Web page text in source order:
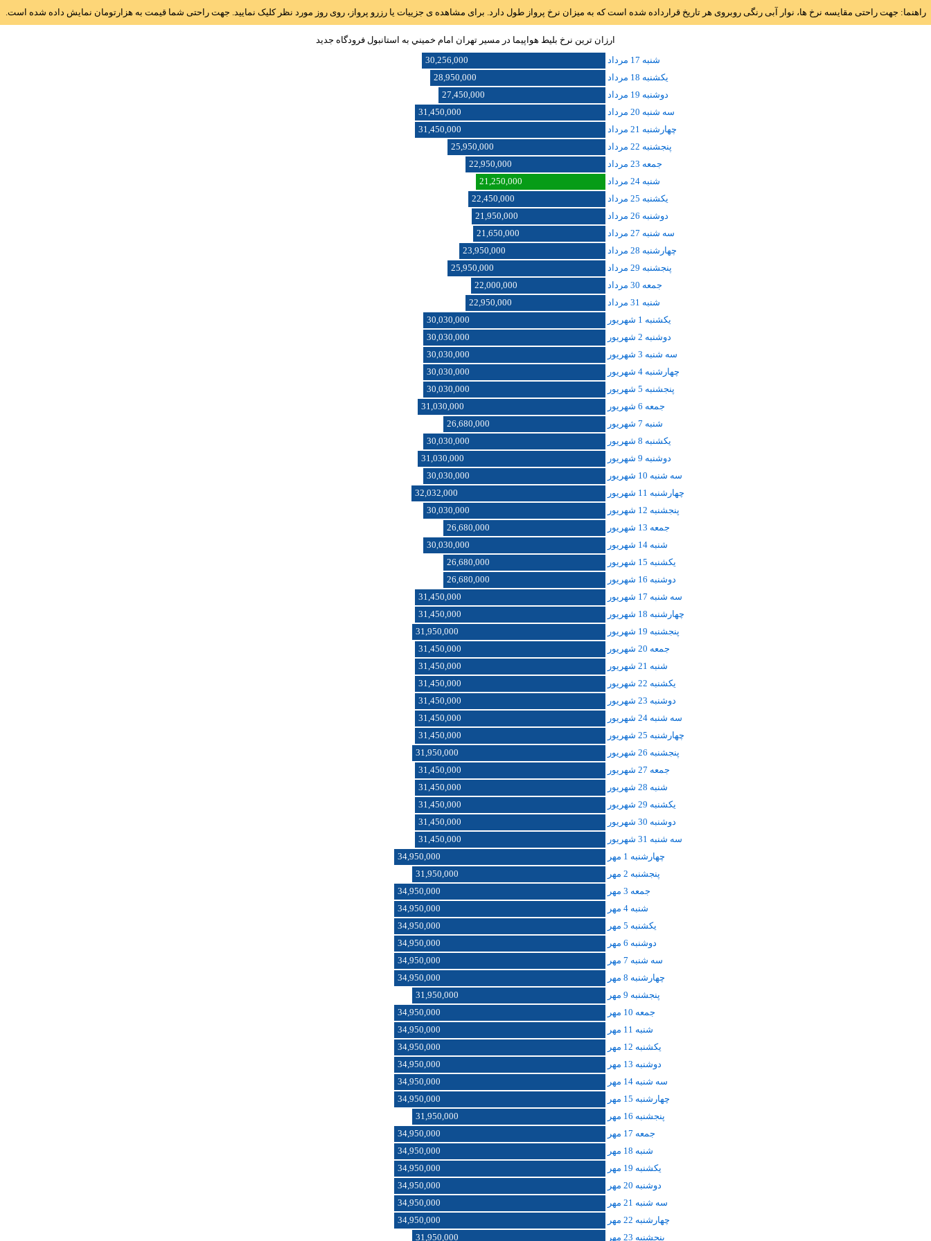
راهنما: جهت راحتی مقایسه نرخ ها، نوار آبی رنگی روبروی هر تاریخ قرارداده شده است که به میزان نرخ پرواز طول دارد. برای مشاهده ی جزییات یا رزرو پرواز، روی روز مورد نظر کلیک نمایید. جهت راحتی شما قیمت به هزارتومان نمایش داده شده است.
ارزان ترین نرخ بلیط هواپیما در مسیر تهران امام خميني به استانبول فرودگاه جديد
شنبه 17 مرداد
30,256,000
يکشنبه 18 مرداد
28,950,000
دوشنبه 19 مرداد
27,450,000
سه شنبه 20 مرداد
31,450,000
چهارشنبه 21 مرداد
31,450,000
پنجشنبه 22 مرداد
25,950,000
جمعه 23 مرداد
22,950,000
شنبه 24 مرداد
21,250,000
يکشنبه 25 مرداد
22,450,000
دوشنبه 26 مرداد
21,950,000
سه شنبه 27 مرداد
21,650,000
چهارشنبه 28 مرداد
23,950,000
پنجشنبه 29 مرداد
25,950,000
جمعه 30 مرداد
22,000,000
شنبه 31 مرداد
22,950,000
يکشنبه 1 شهریور
30,030,000
دوشنبه 2 شهریور
30,030,000
سه شنبه 3 شهریور
30,030,000
چهارشنبه 4 شهریور
30,030,000
پنجشنبه 5 شهریور
30,030,000
جمعه 6 شهریور
31,030,000
شنبه 7 شهریور
26,680,000
يکشنبه 8 شهریور
30,030,000
دوشنبه 9 شهریور
31,030,000
سه شنبه 10 شهریور
30,030,000
چهارشنبه 11 شهریور
32,032,000
پنجشنبه 12 شهریور
30,030,000
جمعه 13 شهریور
26,680,000
شنبه 14 شهریور
30,030,000
يکشنبه 15 شهریور
26,680,000
دوشنبه 16 شهریور
26,680,000
سه شنبه 17 شهریور
31,450,000
چهارشنبه 18 شهریور
31,450,000
پنجشنبه 19 شهریور
31,950,000
جمعه 20 شهریور
31,450,000
شنبه 21 شهریور
31,450,000
يکشنبه 22 شهریور
31,450,000
دوشنبه 23 شهریور
31,450,000
سه شنبه 24 شهریور
31,450,000
چهارشنبه 25 شهریور
31,450,000
پنجشنبه 26 شهریور
31,950,000
جمعه 27 شهریور
31,450,000
شنبه 28 شهریور
31,450,000
يکشنبه 29 شهریور
31,450,000
دوشنبه 30 شهریور
31,450,000
سه شنبه 31 شهریور
31,450,000
چهارشنبه 1 مهر
34,950,000
پنجشنبه 2 مهر
31,950,000
جمعه 3 مهر
34,950,000
شنبه 4 مهر
34,950,000
يکشنبه 5 مهر
34,950,000
دوشنبه 6 مهر
34,950,000
سه شنبه 7 مهر
34,950,000
چهارشنبه 8 مهر
34,950,000
پنجشنبه 9 مهر
31,950,000
جمعه 10 مهر
34,950,000
شنبه 11 مهر
34,950,000
يکشنبه 12 مهر
34,950,000
دوشنبه 13 مهر
34,950,000
سه شنبه 14 مهر
34,950,000
چهارشنبه 15 مهر
34,950,000
پنجشنبه 16 مهر
31,950,000
جمعه 17 مهر
34,950,000
شنبه 18 مهر
34,950,000
يکشنبه 19 مهر
34,950,000
دوشنبه 20 مهر
34,950,000
سه شنبه 21 مهر
34,950,000
چهارشنبه 22 مهر
34,950,000
پنجشنبه 23 مهر
31,950,000